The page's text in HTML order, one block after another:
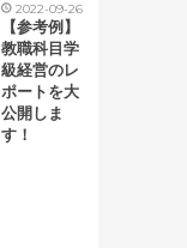
2022-09-26
【参考例】
教職科目学
級経営のレ
ポートを大
公開しま
す！